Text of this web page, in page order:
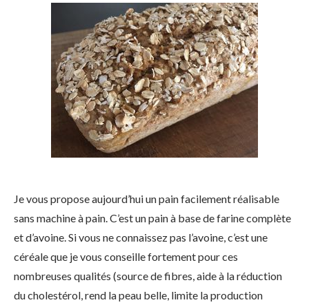
Je vous propose aujourd’hui un pain facilement réalisable
sans machine à pain. C’est un pain à base de farine complète
et d’avoine. Si vous ne connaissez pas l’avoine, c’est une
céréale que je vous conseille fortement pour ces
nombreuses qualités (source de fibres, aide à la réduction
du cholestérol, rend la peau belle, limite la production